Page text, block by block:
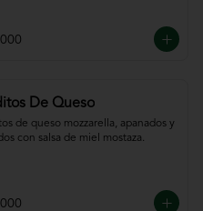
De Queso
de queso mozzarella, apanados y
con salsa de miel mostaza.